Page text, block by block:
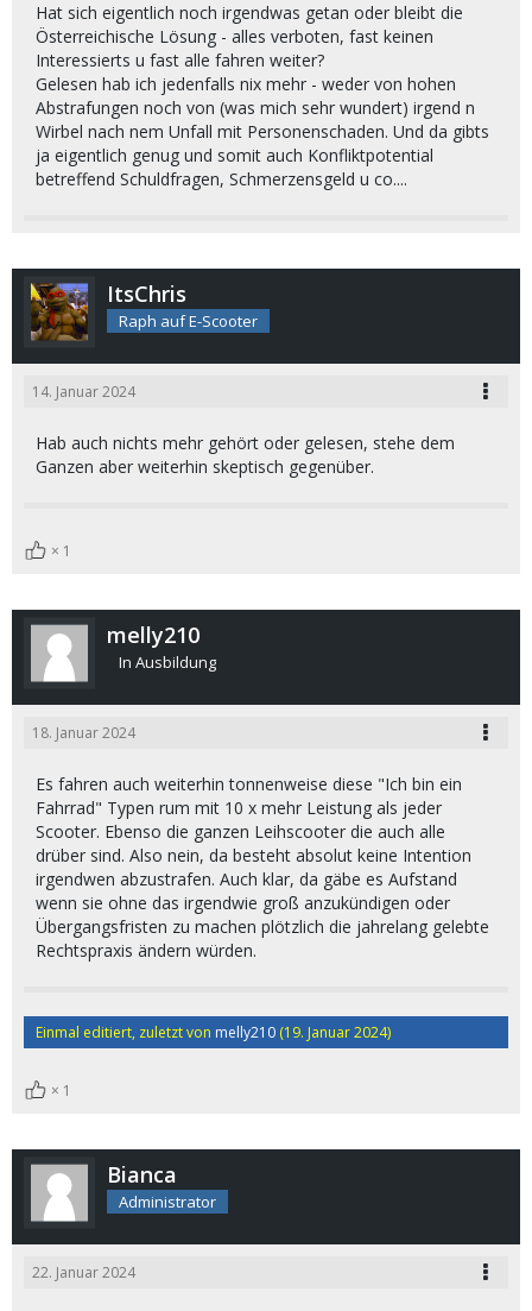
Hat sich eigentlich noch irgendwas getan oder bleibt die
Österreichische Lösung - alles verboten, fast keinen
Interessierts u fast alle fahren weiter?
Gelesen hab ich jedenfalls nix mehr - weder von hohen
Abstrafungen noch von (was mich sehr wundert) irgend n
Wirbel nach nem Unfall mit Personenschaden. Und da gibts
ja eigentlich genug und somit auch Konfliktpotential
betreffend Schuldfragen, Schmerzensgeld u co....
ItsChris
Raph auf E-Scooter
14. Januar 2024
Hab auch nichts mehr gehört oder gelesen, stehe dem
Ganzen aber weiterhin skeptisch gegenüber.
1
melly210
In Ausbildung
18. Januar 2024
Es fahren auch weiterhin tonnenweise diese "Ich bin ein
Fahrrad" Typen rum mit 10 x mehr Leistung als jeder
Scooter. Ebenso die ganzen Leihscooter die auch alle
drüber sind. Also nein, da besteht absolut keine Intention
irgendwen abzustrafen. Auch klar, da gäbe es Aufstand
wenn sie ohne das irgendwie groß anzukündigen oder
Übergangsfristen zu machen plötzlich die jahrelang gelebte
Rechtspraxis ändern würden.
Einmal editiert, zuletzt von melly210 (19. Januar 2024)
1
Bianca
Administrator
22. Januar 2024